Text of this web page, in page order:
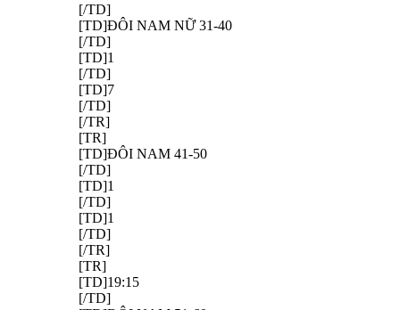
[/TD]
[TD]ĐÔI NAM NỮ 31-40
[/TD]
[TD]1
[/TD]
[TD]7
[/TD]
[/TR]
[TR]
[TD]ĐÔI NAM 41-50
[/TD]
[TD]1
[/TD]
[TD]1
[/TD]
[/TR]
[TR]
[TD]19:15
[/TD]